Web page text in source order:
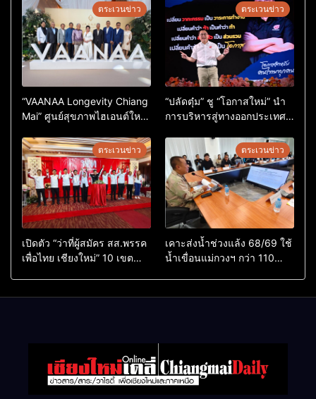
ตระเวนข่าว
“VAANAA Longevity Chiang
Mai” ศูนย์สุขภาพไฮเอนต์ใหญ่
ตระเวนข่าว
“ปลัดตุ๋ม” ชู “โอกาสใหม่” นำ
การบริหารสู่ทางออกประเทศ
ตระเวนข่าว
เปิดตัว “ว่าที่ผู้สมัคร สส.พรรค
เพื่อไทย เชียงใหม่” 10 เขต
ตระเวนข่าว
เคาะส่งน้ำช่วงแล้ง 68/69 ใช้
น้ำเขื่อนแม่กวงฯ กว่า 110